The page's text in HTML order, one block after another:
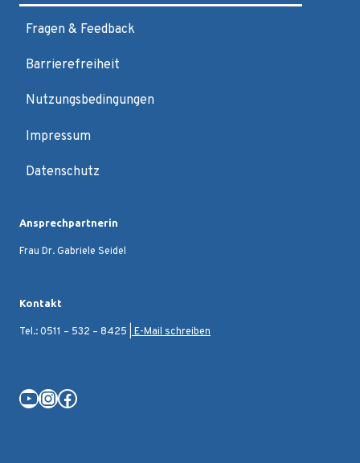
Fragen & Feedback
Barrierefreiheit
Nutzungsbedingungen
Impressum
Datenschutz
Ansprechpartnerin
Frau Dr. Gabriele Seidel
Kontakt
Tel.: 0511 – 532 – 8425 | E-Mail schreiben
YouTube
Instagram
Facebook